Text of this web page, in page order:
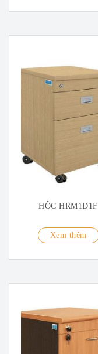
HỘC HRM1D1F
Xem thêm